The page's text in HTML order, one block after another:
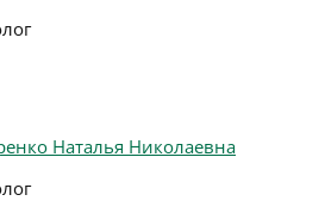
Наталья Николаевна